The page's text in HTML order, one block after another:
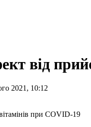
від
2021, 10:12